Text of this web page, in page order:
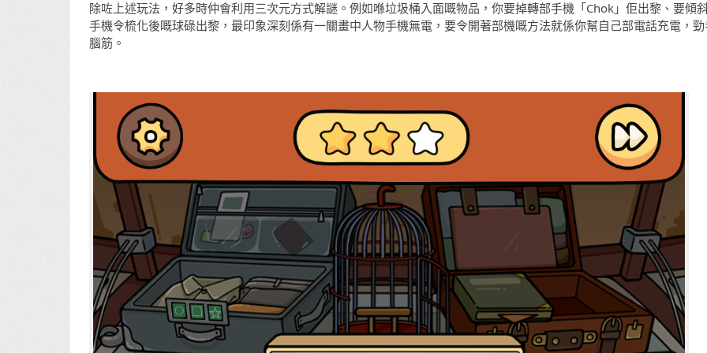
除咗上述玩法，好多時仲會利用三次元方式解謎。例如喺垃圾桶入面嘅物品，你要掉轉部手機「Chok」佢出黎、要傾
手機令梳化後嘅球碌出黎，最印象深刻係有一關畫中人物手機無電，要令開著部機嘅方法就係你幫自己部電話充電，
腦筋。